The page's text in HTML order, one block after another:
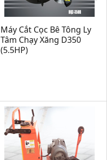
Máy Cắt Cọc Bê Tông Ly
Tâm Chạy Xăng D350
(5.5HP)